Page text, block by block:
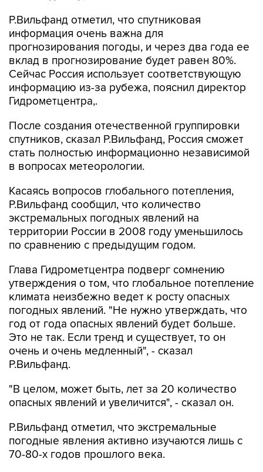
Р.Вильфанд отметил, что спутниковая
информация очень важна для
прогнозирования погоды, и через два года ее
вклад в прогнозирование будет равен 80%.
Сейчас Россия использует соответствующую
информацию из-за рубежа, пояснил директор
Гидрометцентра,.
После создания отечественной группировки
спутников, сказал Р.Вильфанд, Россия сможет
стать полностью информационно независимой
в вопросах метеорологии.
Касаясь вопросов глобального потепления,
Р.Вильфанд сообщил, что количество
экстремальных погодных явлений на
территории России в 2008 году уменьшилось
по сравнению с предыдущим годом.
Глава Гидрометцентра подверг сомнению
утверждения о том, что глобальное потепление
климата неизбежно ведет к росту опасных
погодных явлений. "Не нужно утверждать, что
год от года опасных явлений будет больше.
Это не так. Если тренд и существует, то он
очень и очень медленный", - сказал
Р.Вильфанд.
"В целом, может быть, лет за 20 количество
опасных явлений и увеличится", - сказал он.
Р.Вильфанд отметил, что экстремальные
погодные явления активно изучаются лишь с
70-80-х годов прошлого века.